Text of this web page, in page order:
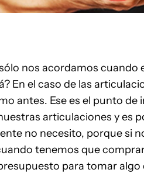
nos acordamos cuando
En el caso de las
antes. Ese es el punto de
articulaciones y es
no necesito, porque si
tenemos que
para tomar algo